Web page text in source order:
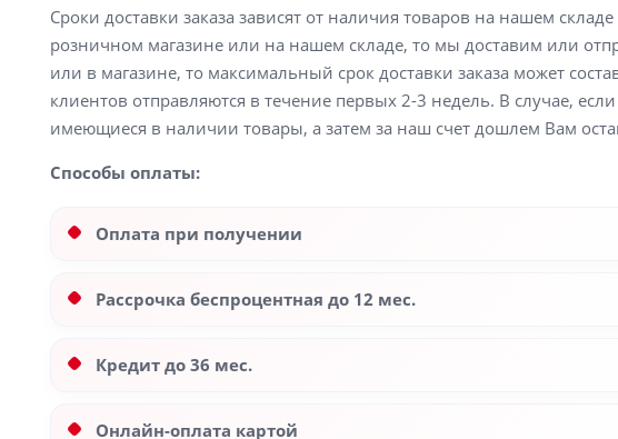
Сроки доставки заказа зависят от наличия товаров на нашем
розничном магазине или на нашем складе, то мы доставим или
или в магазине, то максимальный срок доставки заказа может
клиентов отправляются в течение первых 2-3 недель. В случае,
имеющиеся в наличии товары, а затем за наш счет дошлем Вам
Способы оплаты:
Оплата при получении
Рассрочка беспроцентная до 12 мес.
Кредит до 36 мес.
Онлайн-оплата картой